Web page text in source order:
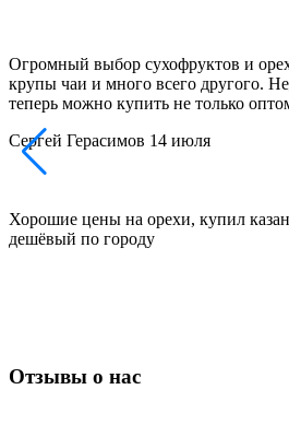
Огромный выбор сухофруктов и
крупы чаи и много всего другого.
теперь можно купить не только
Сергей Герасимов 14 июля
Хорошие цены на орехи, купил
дешёвый по городу
Отзывы о нас